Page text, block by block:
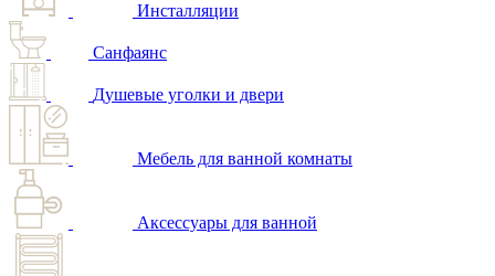
Инсталляции
Санфаянс
Душевые уголки и двери
Мебель для ванной комнаты
Аксессуары для ванной